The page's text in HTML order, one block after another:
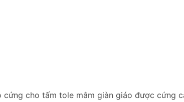
cho tấm tole mâm giàn giáo được cứng